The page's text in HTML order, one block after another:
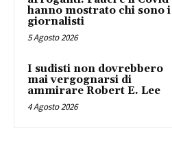
hanno mostrato chi sono i
giornalisti
5 Agosto 2026
I sudisti non dovrebbero
mai vergognarsi di
ammirare Robert E. Lee
4 Agosto 2026